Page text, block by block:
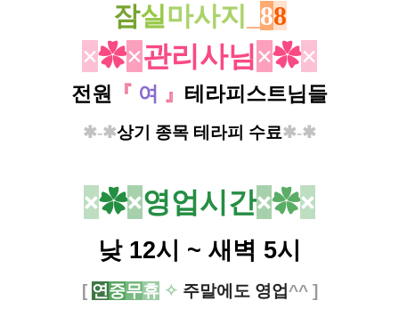
잠실 마사지 88
×✿×관리사님×✿×
전원 『 여 』 테라피스트님들
✱-✱상기 종목 테라피 수료​✱-✱
×✿×영업시간×✿×
낮 12시 ~ 새벽 5시
[ 연 중무휴 ✧ 주말에도 영업^^ ]